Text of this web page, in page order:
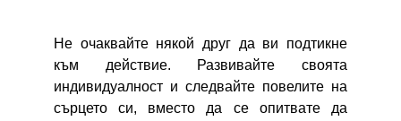
Не очаквайте някой друг да ви подтикне
към действие. Развивайте своята
индивидуалност и следвайте повелите на
сърцето си, вместо да се опитвате да